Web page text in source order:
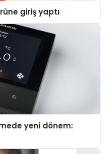
giriş yaptı
yeni dönem: